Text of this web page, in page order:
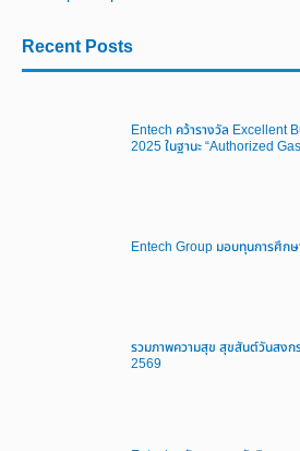
Recent Posts
Entech คว้ารางวัล Excellent
2025 ในฐานะ “Authorized
Entech Group มอบทุนการศึก
รวมภาพความสุข สุขสันต์วันสงก
2569